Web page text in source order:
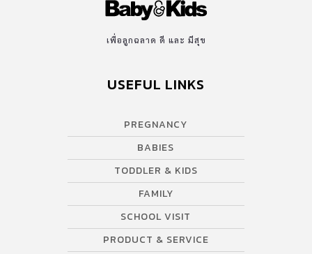
เพื่อลูกฉลาด ดี และ มีสุข
USEFUL LINKS
PREGNANCY
BABIES
TODDLER & KIDS
FAMILY
SCHOOL VISIT
PRODUCT & SERVICE